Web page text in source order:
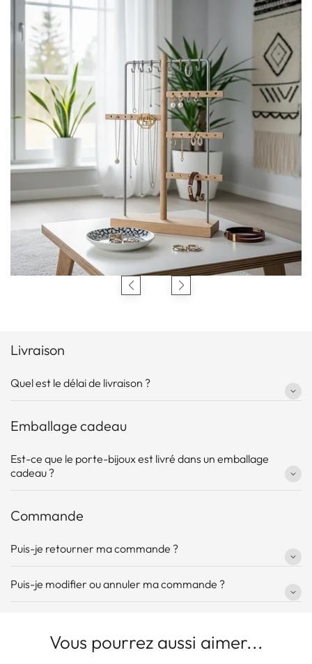
Livraison
Quel est le délai de livraison ?
Emballage cadeau
Est-ce que le porte-bijoux est livré dans un emballage
cadeau ?
Commande
Puis-je retourner ma commande ?
Puis-je modifier ou annuler ma commande ?
Vous pourrez aussi aimer...